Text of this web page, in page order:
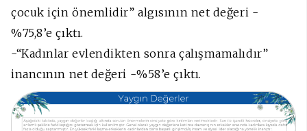
çocuk için önemlidir” algısının net değeri -
%75,8’e çıktı.
-“Kadınlar evlendikten sonra çalışmamalıdır”
inancının net değeri -%58’e çıktı.